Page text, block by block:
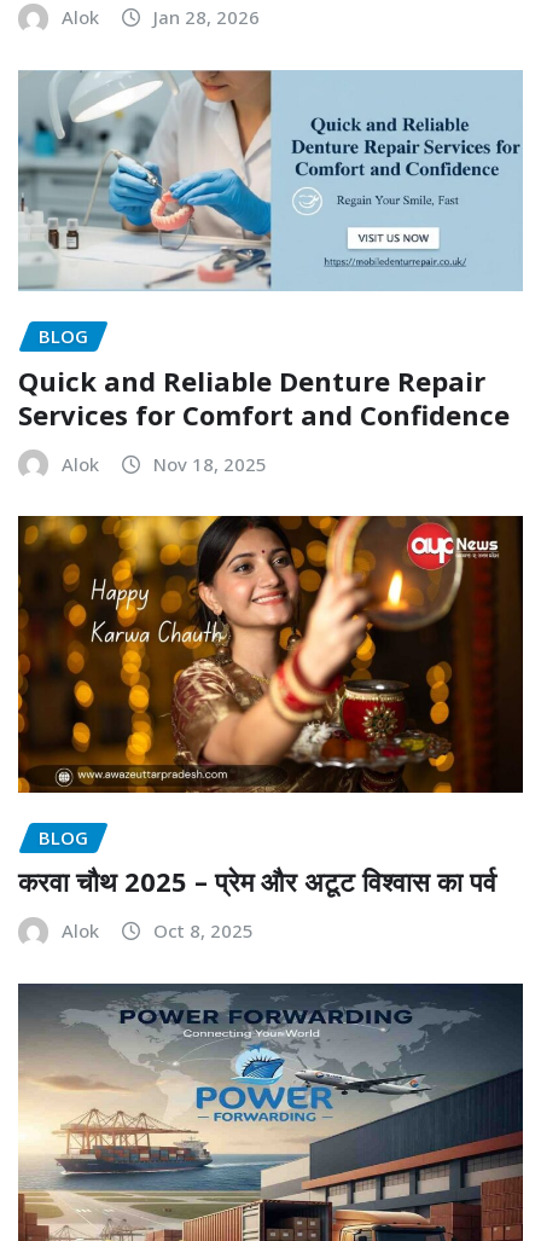
Alok Jan 28, 2026
BLOG
Quick and Reliable Denture Repair
Services for Comfort and Confidence
Alok Nov 18, 2025
BLOG
करवा चौथ 2025 – प्रेम और अटूट विश्वास का पर्व
Alok Oct 8, 2025